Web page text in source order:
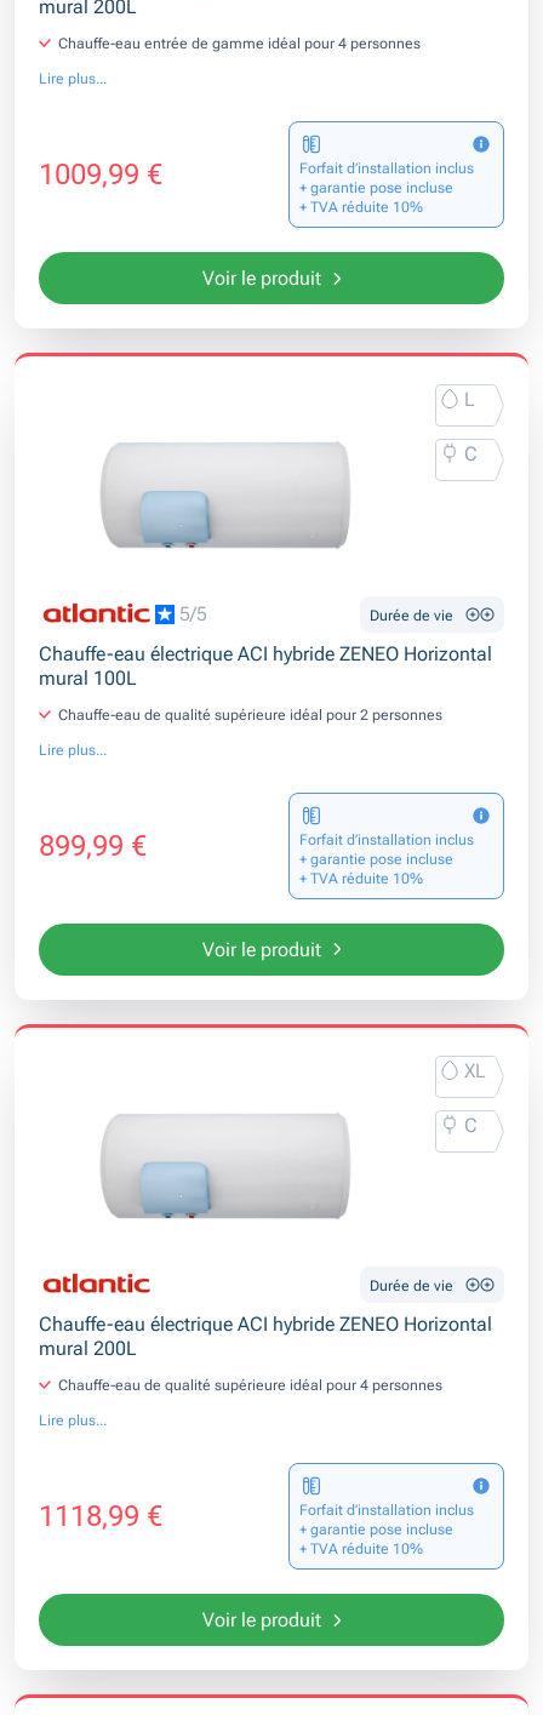
mural 200L
Chauffe-eau entrée de gamme idéal pour 4 personnes
Lire plus...
1009,99 €
Forfait d’installation inclus
+ garantie pose incluse
+ TVA réduite 10%
Voir le produit
L
C
5/5 Durée de vie
Chauffe-eau électrique ACI hybride ZENEO Horizontal
mural 100L
Chauffe-eau de qualité supérieure idéal pour 2 personnes
Lire plus...
899,99 €
Forfait d’installation inclus
+ garantie pose incluse
+ TVA réduite 10%
Voir le produit
XL
C
Durée de vie
Chauffe-eau électrique ACI hybride ZENEO Horizontal
mural 200L
Chauffe-eau de qualité supérieure idéal pour 4 personnes
Lire plus...
1118,99 €
Forfait d’installation inclus
+ garantie pose incluse
+ TVA réduite 10%
Voir le produit